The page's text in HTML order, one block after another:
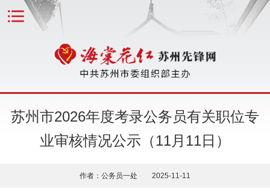
苏州市2026年度考录公务员有关职位专
业审核情况公示（11月11日）
作者：公务员一处 2025-11-11